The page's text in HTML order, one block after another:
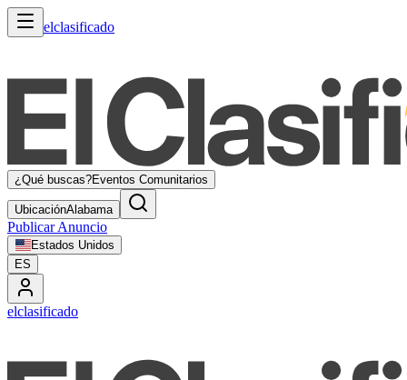
elclasificado
¿Qué buscas?Eventos Comunitarios
UbicaciónAlabama
Publicar Anuncio
Estados Unidos
ES
elclasificado